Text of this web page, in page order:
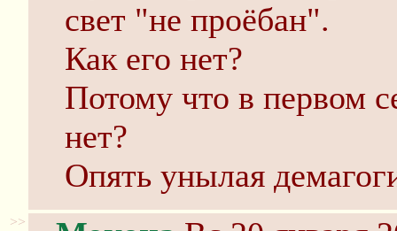
свет "не проёбан".
Как его нет?
Потому что в первом
нет?
Опять унылая
>>